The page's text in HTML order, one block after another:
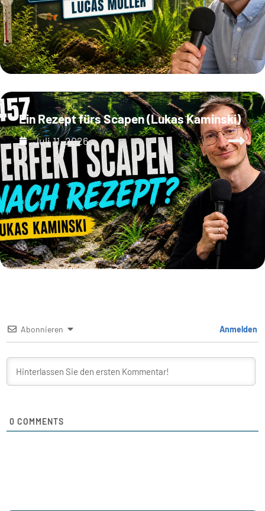
Ein Rezept fürs Scapen (Lukas Kaminski)
Juli 11, 2026
Abonnieren Anmelden
0 COMMENTS